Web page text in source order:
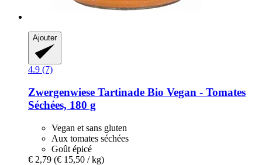
Ajouter
4.9 (7)
Zwergenwiese Tartinade Bio Vegan -​ Tomates
Séchées, 180 g
Vegan et sans gluten
Aux tomates séchées
Goût épicé
€ 2,79 (€ 15,50 / kg)